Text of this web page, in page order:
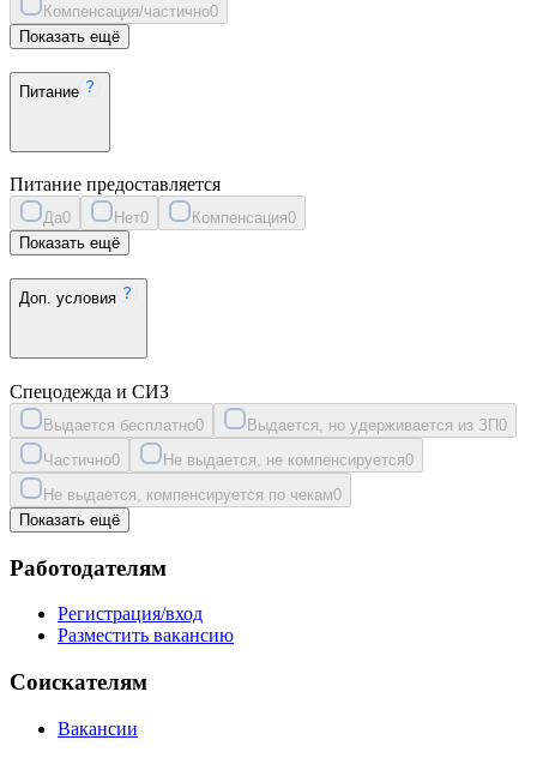
Компенсация/частично0
Показать ещё
Питание
Питание предоставляется
Да0 Нет0 Компенсация0
Показать ещё
Доп. условия
Спецодежда и СИЗ
Выдается бесплатно0 Выдается, но удерживается из ЗП0
Частично0 Не выдается, не компенсируется0
Не выдается, компенсируется по чекам0
Показать ещё
Работодателям
Регистрация/вход
Разместить вакансию
Соискателям
Вакансии